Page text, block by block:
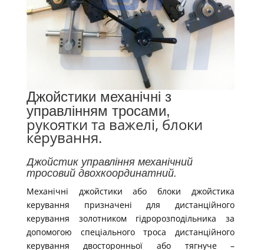
Джойстики механічні з
управлінням тросами,
рукоятки та важелі, блоки
керування.
Джойстик управління механічний
тросовий двохкоординатний.
Механічні джойстики або блоки джойстика
керування призначені для дистанційного
керування золотником гідророзподільника за
допомогою спеціального троса дистанційного
керування двосторонньої або тягнуче –